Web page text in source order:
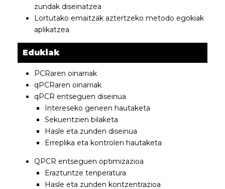
zundak diseinatzea
Lortutako emaitzak aztertzeko metodo egokiak
aplikatzea
Edukiak
PCRaren oinarriak
qPCRaren oinarriak
qPCR entseguen diseinua
Intereseko geneen hautaketa
Sekuentzien bilaketa
Hasle eta zunden diseinua
Erreplika eta kontrolen hautaketa
QPCR entseguen optimizazioa
Eraztuntze tenperatura
Hasle eta zunden kontzentrazioa